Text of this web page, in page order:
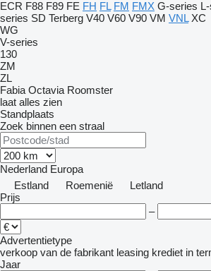
ECR F88 F89 FE FH FL FM FMX G-series
series SD Terberg V40 V60 V90 VM VNL XC
WG
V-series
130
ZM
ZL
Fabia Octavia Roomster
laat alles zien
Standplaats
Zoek binnen een straal
Nederland Europa
Estland
Roemenië
Letland
Prijs
–
Advertentietype
verkoop van de fabrikant leasing krediet in
Jaar